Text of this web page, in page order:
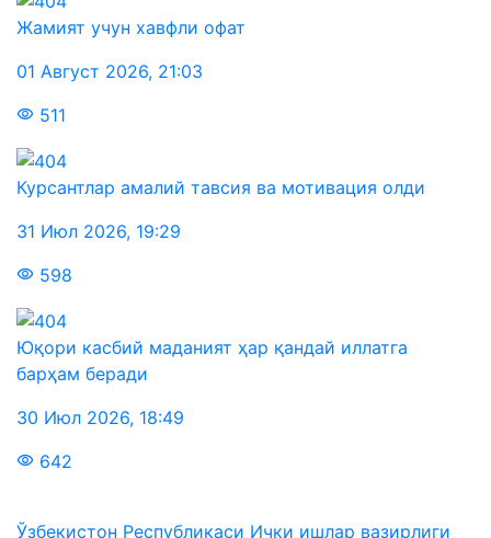
Жамият учун хавфли офат
01 Август 2026, 21:03
511
Курсантлар амалий тавсия ва мотивация олди
31 Июл 2026, 19:29
598
Юқори касбий маданият ҳар қандай иллатга
барҳам беради
30 Июл 2026, 18:49
642
Ўзбекистон Республикаси Ички ишлар вазирлиги